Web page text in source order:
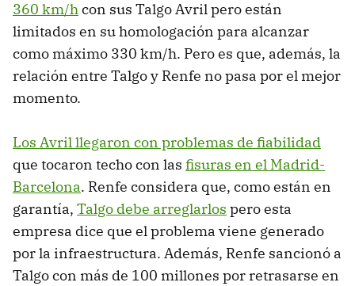
360 km/hcon sus Talgo Avril pero están
limitados en su homologación para alcanzar
como máximo 330 km/h. Pero es que, además, la
relación entre Talgo y Renfe no pasa por el mejor
momento.
Los Avril llegaron con problemas de fiabilidad
que tocaron techo con las fisuras en el Madrid-
Barcelona. Renfe considera que, como están en
garantía, Talgo debe arreglarlos pero esta
empresa dice que el problema viene generado
por la infraestructura. Además, Renfe sancionó a
Talgo con más de 100 millones por retrasarse en